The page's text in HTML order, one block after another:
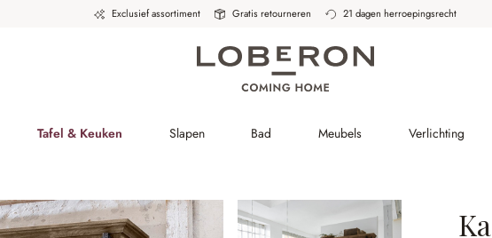
Exclusief assortiment Gratis retourneren 21 dagen herroepingsrecht
Tafel & Keuken Slapen Bad Meubels Verlichting